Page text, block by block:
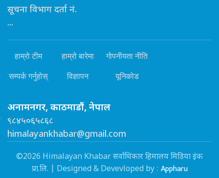
सूचना विभाग दर्ता नं.
...
हाम्रो टीम हाम्रो बारेमा गोपनीयता नीति
सम्पर्क गर्नुहोस् विज्ञापन यूनिकोड
अनामनगर, काठमाडौं, नेपाल
९८४५०६५८६८
himalayankhabar@gmail.com
©2026 Himalayan Khabar सर्वाधिकार हिमालय मिडिया इंक
प्रा.लि. | Designed & Devevloped by : Appharu